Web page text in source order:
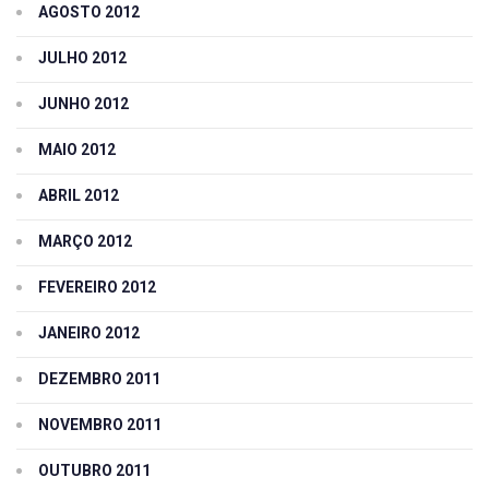
AGOSTO 2012
JULHO 2012
JUNHO 2012
MAIO 2012
ABRIL 2012
MARÇO 2012
FEVEREIRO 2012
JANEIRO 2012
DEZEMBRO 2011
NOVEMBRO 2011
OUTUBRO 2011